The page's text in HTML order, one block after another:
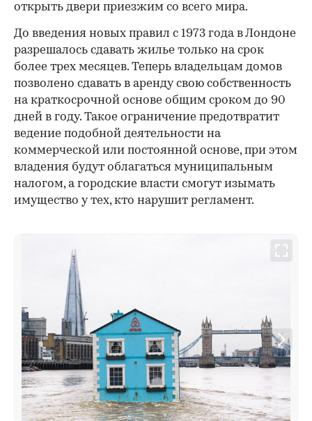
открыть двери приезжим со всего мира.
До введения новых правил с 1973 года в Лондоне
разрешалось сдавать жилье только на срок
более трех месяцев. Теперь владельцам домов
позволено сдавать в аренду свою собственность
на краткосрочной основе общим сроком до 90
дней в году. Такое ограничение предотвратит
ведение подобной деятельности на
коммерческой или постоянной основе, при этом
владения будут облагаться муниципальным
налогом, а городские власти смогут изымать
имущество у тех, кто нарушит регламент.
00:00 / 00:00